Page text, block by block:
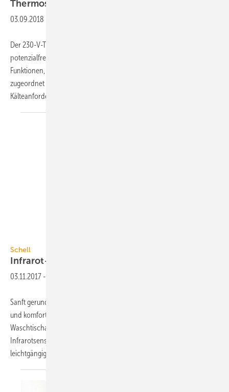
Thermostat mit zwei
03.09.2018
Der 230-V-Thermostat Caleon Clima von Sorel verfügt über zwei
potenzialfreie Relaisausgänge, denen über ein Volltextmenü flexibel
Funktionen, wie Thermostat, Entfeuchter oder Saisonschalter,
zugeordnet werden können – beispielsweise eine Wärme- und
Kälteanforderung einer Wärmepumpe über
Schell
Infrarot-Sensorarmatur mit
03.11.2017 -
Sanft gerundete Linien verbunden mit klaren geometrischen Formen
und komfortablen Funktionen – so beschreibt Schell die
Waschtischarmatur Xeris E-T. Sie funktioniert durch einen
Infrarotsensor berührungslos und verfügt rechtsseitig über einen
leichtgängigen Thermostatgriff mit Verbrühschutz